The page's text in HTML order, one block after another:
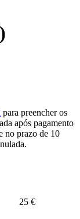
para preencher os
após pagamento
no prazo de 10
25 €